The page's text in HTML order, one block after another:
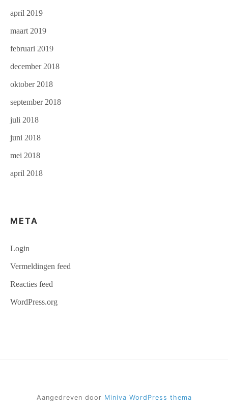
april 2019
maart 2019
februari 2019
december 2018
oktober 2018
september 2018
juli 2018
juni 2018
mei 2018
april 2018
META
Login
Vermeldingen feed
Reacties feed
WordPress.org
Aangedreven door Miniva WordPress thema